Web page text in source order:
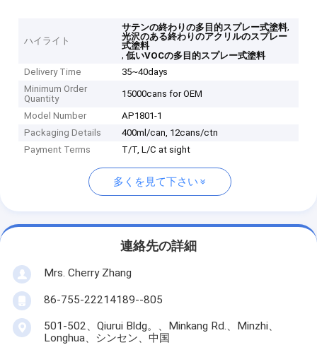
ハイライト
サテンの終わりの多目的スプレー式塗料,
光沢のある終わりのアクリルのスプレー
式塗料
,低いVOCの多目的スプレー式塗料
Delivery Time
35~40days
Minimum Order
Quantity
15000cans for OEM
Model Number
AP1801-1
Packaging Details
400ml/can, 12cans/ctn
Payment Terms
T/T, L/C at sight
多くを見て下さい
連絡先の詳細
Mrs. Cherry Zhang
86-755-22214189--805
501-502、Qiurui Bldg。、Minkang Rd.、Minzhi、
Longhua、シンセン、中国